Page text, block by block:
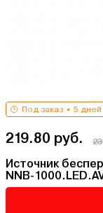
Под заказ 5 дней
219.80 руб.
Источник
NNB-